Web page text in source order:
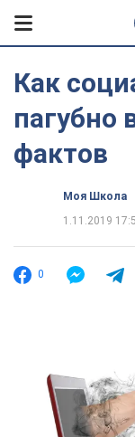
Как
пагубно
фактов
Моя Школа
1.11.2019
0